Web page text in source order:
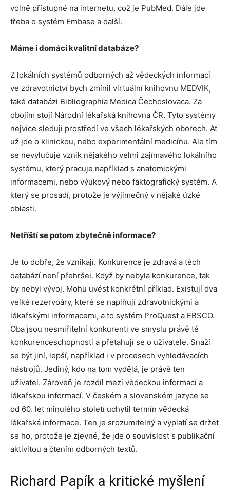
volně přístupné na internetu, což je PubMed. Dále jde
třeba o systém Embase a další.
Máme i domácí kvalitní databáze?
Z lokálních systémů odborných až vědeckých informací
ve zdravotnictví bych zmínil virtuální knihovnu MEDVIK,
také databázi Bibliographia Medica Čechoslovaca. Za
obojím stojí Národní lékařská knihovna ČR. Tyto systémy
nejvíce sledují prostředí ve všech lékařských oborech. Ať
už jde o klinickou, nebo experimentální medicínu. Ale tím
se nevylučuje vznik nějakého velmi zajímavého lokálního
systému, který pracuje například s anatomickými
informacemi, nebo výukový nebo faktografický systém. A
který se prosadí, protože je výjimečný v nějaké úzké
oblasti.
Netříští se potom zbytečně informace?
Je to dobře, že vznikají. Konkurence je zdravá a těch
databází není přehršel. Když by nebyla konkurence, tak
by nebyl vývoj. Mohu uvést konkrétní příklad. Existují dva
velké rezervoáry, které se naplňují zdravotnickými a
lékařskými informacemi, a to systém ProQuest a EBSCO.
Oba jsou nesmiřitelní konkurenti ve smyslu právě té
konkurenceschopnosti a přetahují se o uživatele. Snaží
se být jiní, lepší, například i v procesech vyhledávacích
nástrojů. Jediný, kdo na tom vydělá, je právě ten
uživatel. Zároveň je rozdíl mezi vědeckou informací a
lékařskou informací. V českém a slovenském jazyce se
od 60. let minulého století uchytil termín vědecká
lékařská informace. Ten je srozumitelný a vyplatí se držet
se ho, protože je zjevné, že jde o souvislost s publikační
aktivitou a čtením odborných textů.
Richard Papík a kritické myšlení